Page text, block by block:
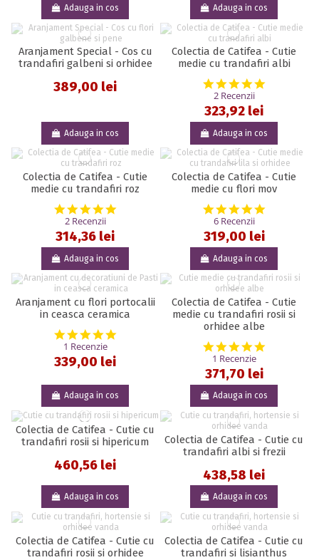
Adauga in cos Adauga in cos
Aranjament Special - Cos cu
trandafiri galbeni si orhidee
389,00 lei
Adauga in cos
Colectia de Catifea - Cutie
medie cu trandafiri albi
5.0 star
2 Recenzii
323,92 lei
Adauga in cos
Colectia de Catifea - Cutie
medie cu trandafiri roz
5.0 star rating
2 Recenzii
314,36 lei
Adauga in cos
Colectia de Catifea - Cutie
medie cu flori mov
4.8 star
6 Recenzii
319,00 lei
Adauga in cos
Aranjament cu flori portocalii
in ceasca ceramica
5.0 star rating
1 Recenzie
339,00 lei
Adauga in cos
Colectia de Catifea - Cutie
medie cu trandafiri rosii si
orhidee albe
5.0 star
1 Recenzie
371,70 lei
Adauga in cos
Colectia de Catifea - Cutie cu
trandafiri rosii si hipericum
460,56 lei
Adauga in cos
Colectia de Catifea - Cutie cu
trandafiri albi si frezii
438,58 lei
Adauga in cos
Colectia de Catifea - Cutie cu
trandafiri rosii si orhidee
Colectia de Catifea - Cutie cu
trandafiri si lisianthus